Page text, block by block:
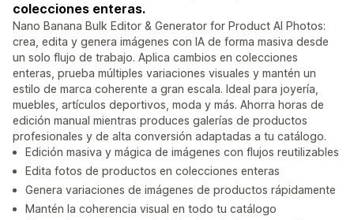
colecciones enteras.
Nano Banana Bulk Editor & Generator for Product AI Photos:
crea, edita y genera imágenes con IA de forma masiva desde
un solo flujo de trabajo. Aplica cambios en colecciones
enteras, prueba múltiples variaciones visuales y mantén un
estilo de marca coherente a gran escala. Ideal para joyería,
muebles, artículos deportivos, moda y más. Ahorra horas de
edición manual mientras produces galerías de productos
profesionales y de alta conversión adaptadas a tu catálogo.
Edición masiva y mágica de imágenes con flujos reutilizables
Edita fotos de productos en colecciones enteras
Genera variaciones de imágenes de productos rápidamente
Mantén la coherencia visual en todo tu catálogo